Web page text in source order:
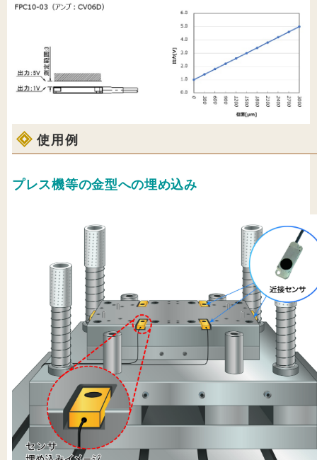
使用例
プレス機等の金型への埋め込み